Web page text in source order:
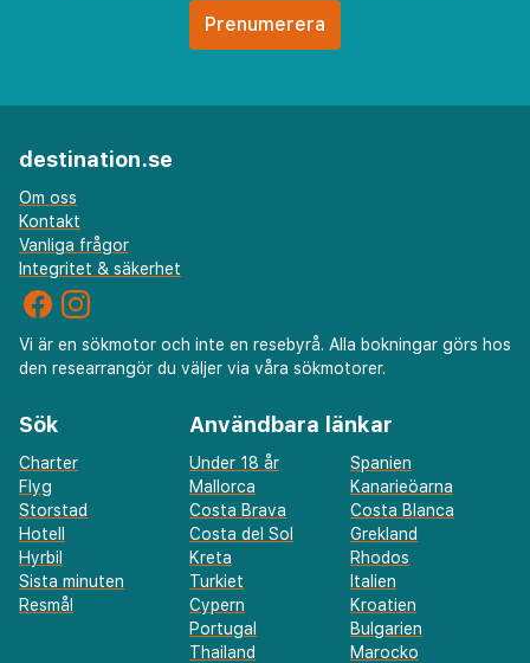
destination.se
Om oss
Kontakt
Vanliga frågor
Integritet & säkerhet
Vi är en sökmotor och inte en resebyrå. Alla bokningar görs hos
den researrangör du väljer via våra sökmotorer.
Sök
Charter
Flyg
Storstad
Hotell
Hyrbil
Sista minuten
Resmål
Användbara länkar
Under 18 år
Spanien
Mallorca
Kanarieöarna
Costa Brava
Costa Blanca
Costa del Sol
Grekland
Kreta
Rhodos
Turkiet
Italien
Cypern
Kroatien
Portugal
Bulgarien
Thailand
Marocko